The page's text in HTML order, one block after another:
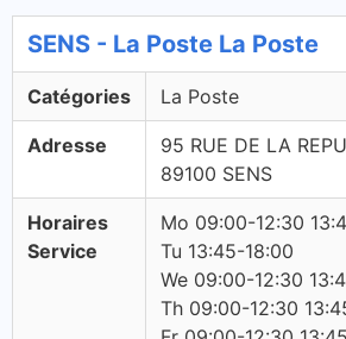
SENS - La Poste La Poste
Catégories La Poste
Adresse
95 RUE DE LA
89100 SENS
Horaires
Service
Mo 09:00-12:30
Tu 13:45-18:00
We 09:00-12:30
Th 09:00-12:30